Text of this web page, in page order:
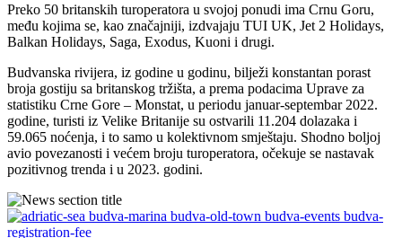
Preko 50 britanskih turoperatora u svojoj ponudi ima Crnu Goru,
među kojima se, kao značajniji, izdvajaju TUI UK, Jet 2 Holidays,
Balkan Holidays, Saga, Exodus, Kuoni i drugi.
Budvanska rivijera, iz godine u godinu, bilježi konstantan porast
broja gostiju sa britanskog tržišta, a prema podacima Uprave za
statistiku Crne Gore – Monstat, u periodu januar-septembar 2022.
godine, turisti iz Velike Britanije su ostvarili 11.204 dolazaka i
59.065 noćenja, i to samo u kolektivnom smještaju. Shodno boljoj
avio povezanosti i većem broju turoperatora, očekuje se nastavak
pozitivnog trenda i u 2023. godini.